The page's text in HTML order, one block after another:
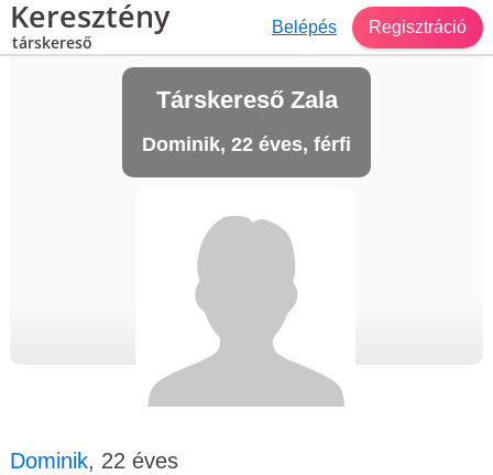
Keresztény
társkereső
Belépés Regisztráció
Társkereső Zala
Dominik, 22 éves, férfi
Dominik, 22 éves